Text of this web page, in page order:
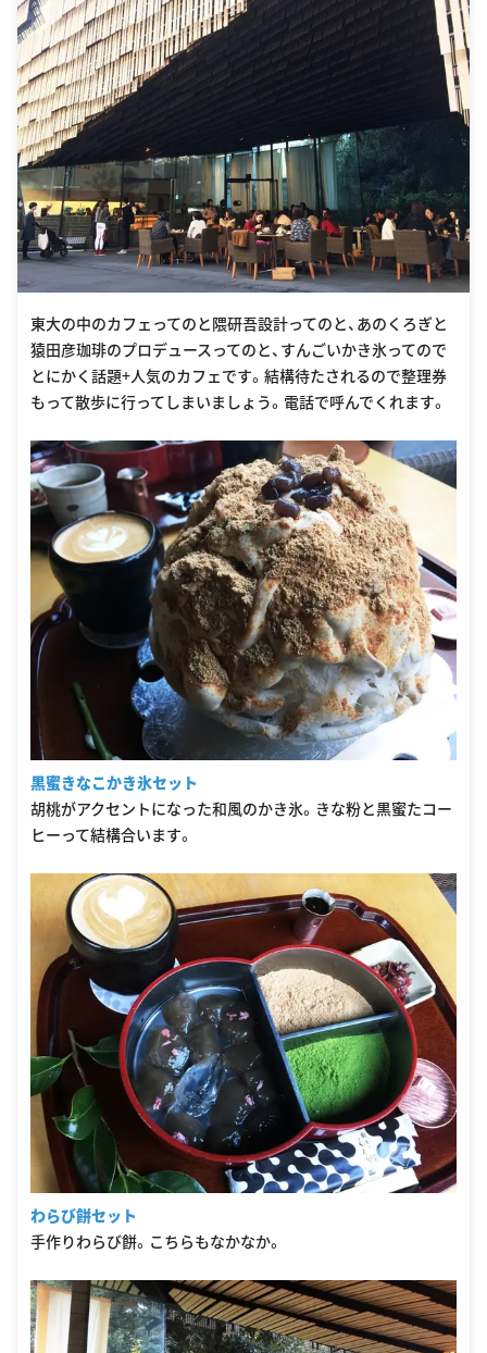
東大の中のカフェってのと隈研吾設計ってのと、あのくろぎと
猿田彦珈琲のプロデュースってのと、すんごいかき氷ってので
とにかく話題+人気のカフェです。結構待たされるので整理券
もって散歩に行ってしまいましょう。電話で呼んでくれます。
黒蜜きなこかき氷セット
胡桃がアクセントになった和風のかき氷。きな粉と黒蜜たコー
ヒーって結構合います。
わらび餅セット
手作りわらび餅。こちらもなかなか。